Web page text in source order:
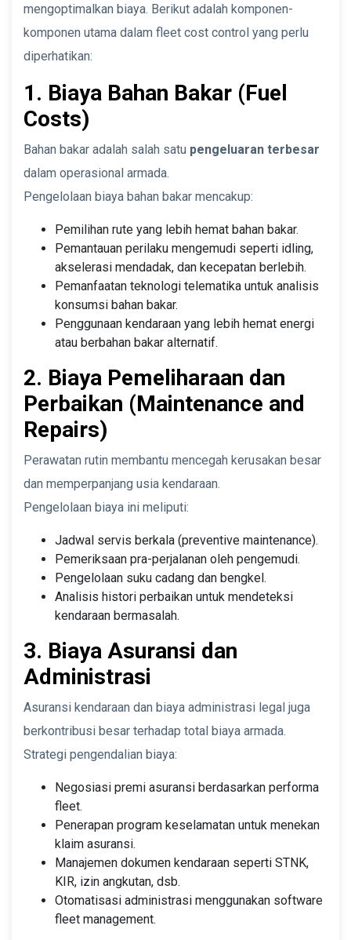
mengoptimalkan biaya. Berikut adalah komponen-
komponen utama dalam fleet cost control yang perlu
diperhatikan:
1. Biaya Bahan Bakar (Fuel
Costs)
Bahan bakar adalah salah satu pengeluaran terbesar
dalam operasional armada.
Pengelolaan biaya bahan bakar mencakup:
Pemilihan rute yang lebih hemat bahan bakar.
Pemantauan perilaku mengemudi seperti idling,
akselerasi mendadak, dan kecepatan berlebih.
Pemanfaatan teknologi telematika untuk analisis
konsumsi bahan bakar.
Penggunaan kendaraan yang lebih hemat energi
atau berbahan bakar alternatif.
2. Biaya Pemeliharaan dan
Perbaikan (Maintenance and
Repairs)
Perawatan rutin membantu mencegah kerusakan besar
dan memperpanjang usia kendaraan.
Pengelolaan biaya ini meliputi:
Jadwal servis berkala (preventive maintenance).
Pemeriksaan pra-perjalanan oleh pengemudi.
Pengelolaan suku cadang dan bengkel.
Analisis histori perbaikan untuk mendeteksi
kendaraan bermasalah.
3. Biaya Asuransi dan
Administrasi
Asuransi kendaraan dan biaya administrasi legal juga
berkontribusi besar terhadap total biaya armada.
Strategi pengendalian biaya:
Negosiasi premi asuransi berdasarkan performa
fleet.
Penerapan program keselamatan untuk menekan
klaim asuransi.
Manajemen dokumen kendaraan seperti STNK,
KIR, izin angkutan, dsb.
Otomatisasi administrasi menggunakan software
fleet management.